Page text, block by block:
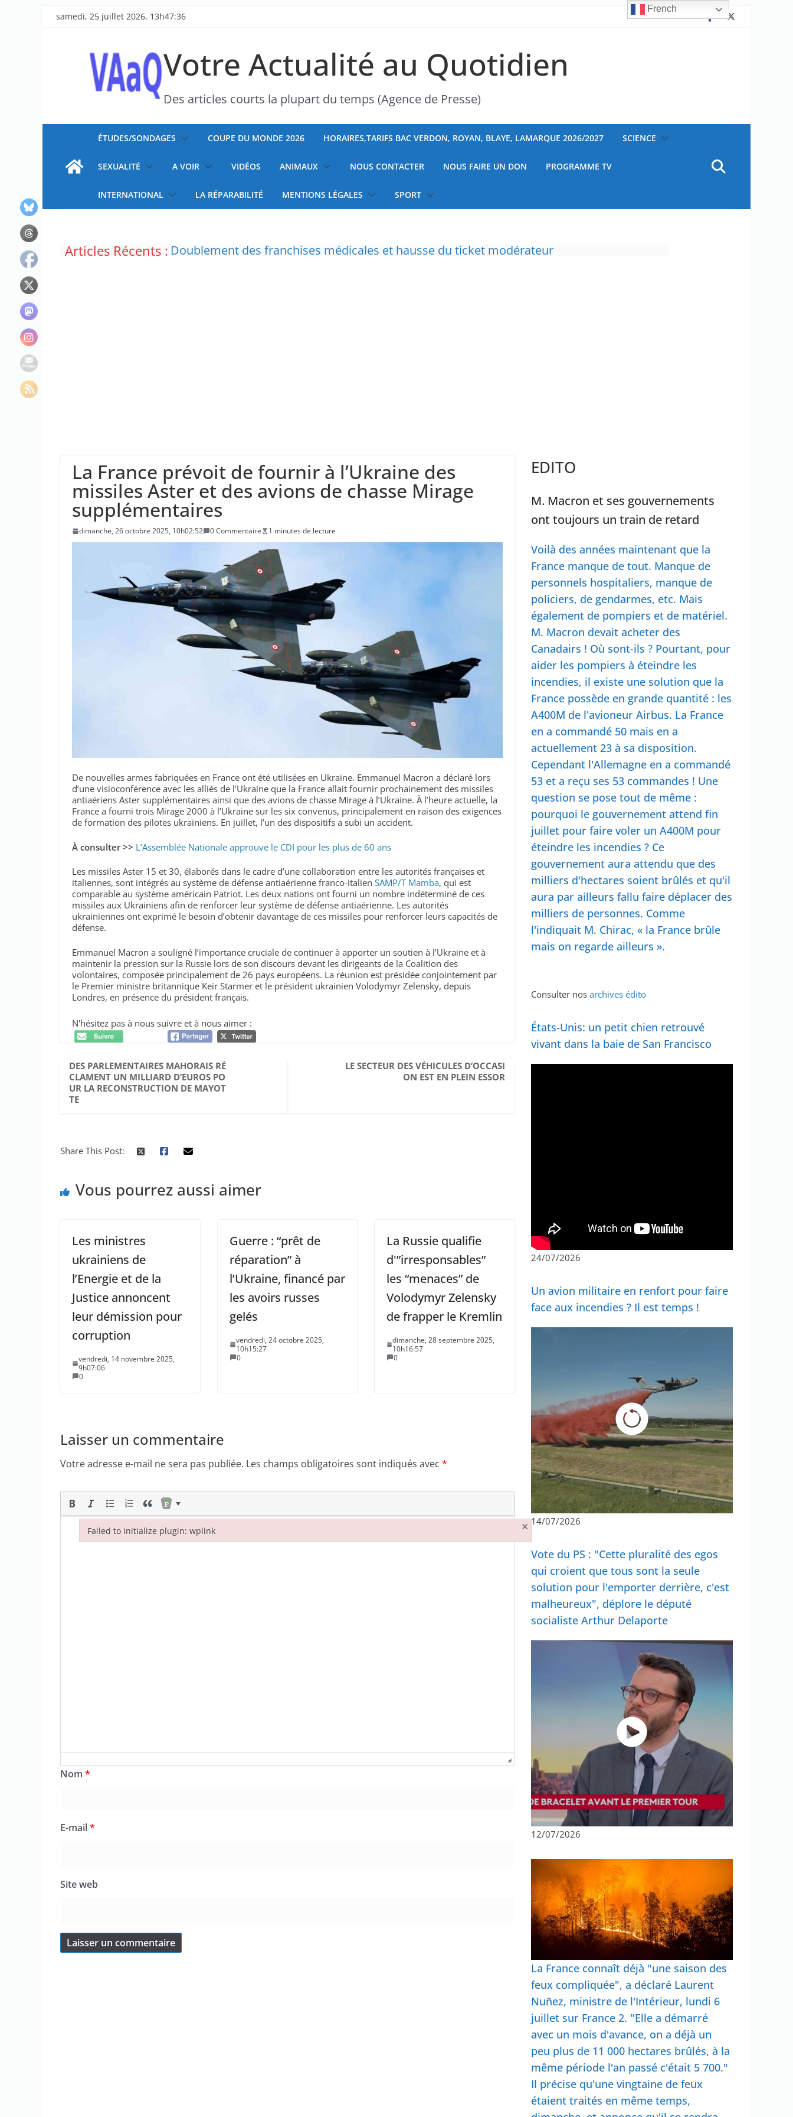
samedi, 25 juillet 2026, 13h47:36
Votre Actualité au Quotidien
Des articles courts la plupart du temps (Agence de Presse)
ÉTUDES/SONDAGES COUPE DU MONDE 2026 HORAIRES,TARIFS BAC VERDON, ROYAN, BLAYE, LAMARQUE 2026/2027 SCIENCE
SEXUALITÉ A VOIR VIDÉOS ANIMAUX NOUS CONTACTER NOUS FAIRE UN DON PROGRAMME TV
INTERNATIONAL LA RÉPARABILITÉ MENTIONS LÉGALES SPORT
Articles Récents : Doublement des franchises médicales et hausse du ticket modérateur
La France prévoit de fournir à l’Ukraine des
missiles Aster et des avions de chasse Mirage
supplémentaires
dimanche, 26 octobre 2025, 10h02:52 0 Commentaire 1 minutes de lecture
De nouvelles armes fabriquées en France ont été utilisées en Ukraine. Emmanuel Macron a déclaré lors
d’une visioconférence avec les alliés de l’Ukraine que la France allait fournir prochainement des missiles
antiaériens Aster supplémentaires ainsi que des avions de chasse Mirage à l’Ukraine. À l’heure actuelle, la
France a fourni trois Mirage 2000 à l’Ukraine sur les six convenus, principalement en raison des exigences
de formation des pilotes ukrainiens. En juillet, l’un des dispositifs a subi un accident.
À consulter >> L’Assemblée Nationale approuve le CDI pour les plus de 60 ans
Les missiles Aster 15 et 30, élaborés dans le cadre d’une collaboration entre les autorités françaises et
italiennes, sont intégrés au système de défense antiaérienne franco-italien SAMP/T Mamba, qui est
comparable au système américain Patriot. Les deux nations ont fourni un nombre indéterminé de ces
missiles aux Ukrainiens afin de renforcer leur système de défense antiaérienne. Les autorités
ukrainiennes ont exprimé le besoin d’obtenir davantage de ces missiles pour renforcer leurs capacités de
défense.
Emmanuel Macron a souligné l’importance cruciale de continuer à apporter un soutien à l’Ukraine et à
maintenir la pression sur la Russie lors de son discours devant les dirigeants de la Coalition des
volontaires, composée principalement de 26 pays européens. La réunion est présidée conjointement par
le Premier ministre britannique Keir Starmer et le président ukrainien Volodymyr Zelensky, depuis
Londres, en présence du président français.
N'hésitez pas à nous suivre et à nous aimer :
DES PARLEMENTAIRES MAHORAIS RÉ
CLAMENT UN MILLIARD D’EUROS PO
UR LA RECONSTRUCTION DE MAYOT
TE
LE SECTEUR DES VÉHICULES D’OCCASI
ON EST EN PLEIN ESSOR
Share This Post:
Vous pourrez aussi aimer
Les ministres
ukrainiens de
l’Energie et de la
Justice annoncent
leur démission pour
corruption
vendredi, 14 novembre 2025,
9h07:06
0
Guerre : “prêt de
réparation” à
l’Ukraine, financé par
les avoirs russes
gelés
vendredi, 24 octobre 2025,
10h15:27
0
La Russie qualifie
d'”irresponsables”
les “menaces” de
Volodymyr Zelensky
de frapper le Kremlin
dimanche, 28 septembre 2025,
10h16:57
0
Laisser un commentaire
Votre adresse e-mail ne sera pas publiée. Les champs obligatoires sont indiqués avec *
Nom *
E-mail*
Site web
EDITO
M. Macron et ses gouvernements
ont toujours un train de retard
Voilà des années maintenant que la
France manque de tout. Manque de
personnels hospitaliers, manque de
policiers, de gendarmes, etc. Mais
également de pompiers et de matériel.
M. Macron devait acheter des
Canadairs ! Où sont-ils ? Pourtant, pour
aider les pompiers à éteindre les
incendies, il existe une solution que la
France possède en grande quantité : les
A400M de l'avioneur Airbus. La France
en a commandé 50 mais en a
actuellement 23 à sa disposition.
Cependant l'Allemagne en a commandé
53 et a reçu ses 53 commandes ! Une
question se pose tout de même :
pourquoi le gouvernement attend fin
juillet pour faire voler un A400M pour
éteindre les incendies ? Ce
gouvernement aura attendu que des
milliers d'hectares soient brûlés et qu'il
aura par ailleurs fallu faire déplacer des
milliers de personnes. Comme
l'indiquait M. Chirac, « la France brûle
mais on regarde ailleurs ».
Consulter nos archives édito
États-Unis: un petit chien retrouvé
vivant dans la baie de San Francisco
24/07/2026
Un avion militaire en renfort pour faire
face aux incendies ? Il est temps !
14/07/2026
Vote du PS : "Cette pluralité des egos
qui croient que tous sont la seule
solution pour l'emporter derrière, c'est
malheureux", déplore le député
socialiste Arthur Delaporte
12/07/2026
La France connaît déjà "une saison des
feux compliquée", a déclaré Laurent
Nuñez, ministre de l'Intérieur, lundi 6
juillet sur France 2. "Elle a démarré
avec un mois d'avance, on a déjà un
peu plus de 11 000 hectares brûlés, à la
même période l'an passé c'était 5 700."
Il précise qu'une vingtaine de feux
étaient traités en même temps,
French
Failed to initialize plugin: wplink ×
Failed to initialize plugin: wplink